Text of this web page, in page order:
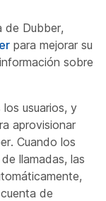
de Dubber,
para mejorar su
sobre
usuarios, y
aprovisionar
Cuando los
llamadas, las
de